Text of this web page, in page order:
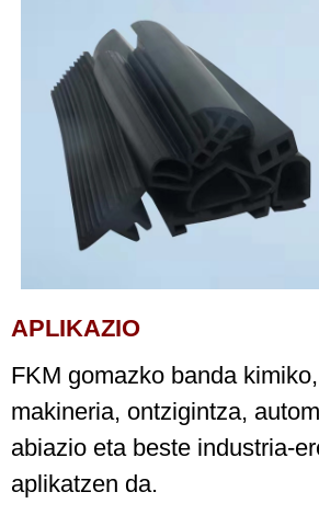
APLIKAZIO
FKM gomazko banda
makineria, ontzigintza,
abiazio eta beste industria-
aplikatzen da.